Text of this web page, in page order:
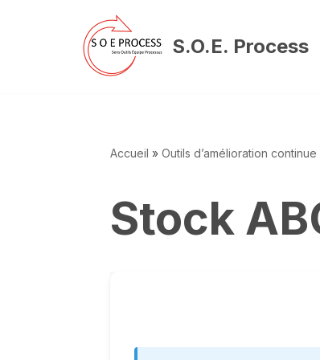
S.O.E. Process
Accueil »Outils d’amélioration
Stock